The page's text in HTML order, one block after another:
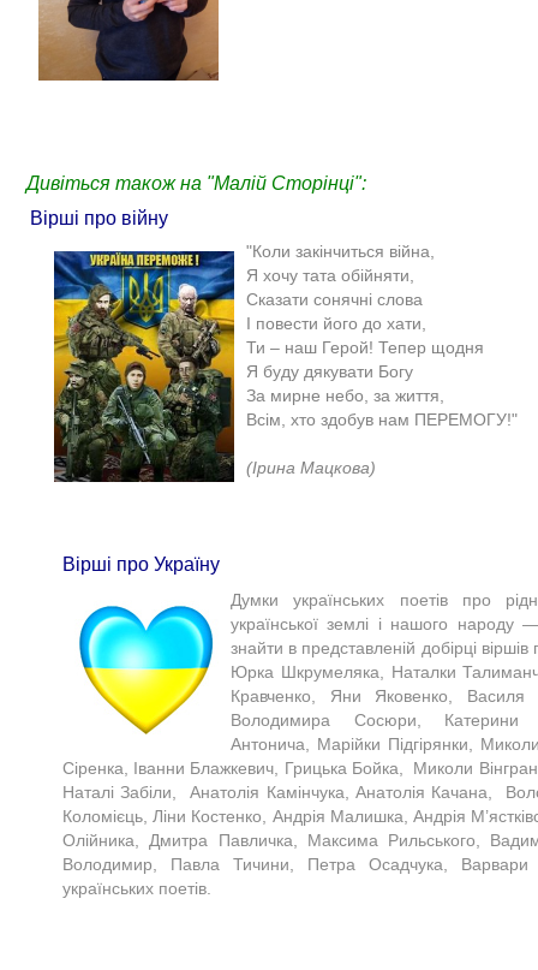
Дивіться також на "Малій Сторінці":
Вірші про війну
"Коли закінчиться війна,
Я хочу тата обійняти,
Сказати сонячні слова
І повести його до хати,
Ти – наш Герой! Тепер щодня
Я буду дякувати Богу
За мирне небо, за життя,
Всім, хто здобув нам ПЕРЕМОГУ!"
(Ірина Мацкова)​
Вірші про Україну
Думки українських поетів про
української землі і нашого народу
знайти в представленій добірці
Юрка Шкрумеляка, Наталки
Кравченко, Яни Яковенко,
Володимира Сосюри, Катерини
Антонича, Марійки Підгірянки,
Сіренка, Іванни Блажкевич, Грицька Бойка, Миколи
Наталі Забіли, Анатолія Камінчука, Анатолія Качана,
Коломієць, Ліни Костенко, Андрія Малишка, Андрія
Олійника, Дмитра Павличка, Максима Рильського,
Володимир, Павла Тичини, Петра Осадчука, Варвари
українських поетів.